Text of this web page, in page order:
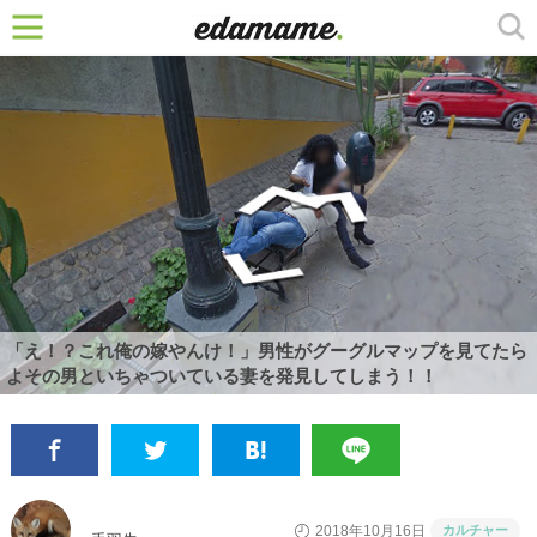
「え！？これ俺の嫁やんけ！」男性がグーグルマップを見てたら
よその男といちゃついている妻を発見してしまう！！
2018年10月16日 カルチャー